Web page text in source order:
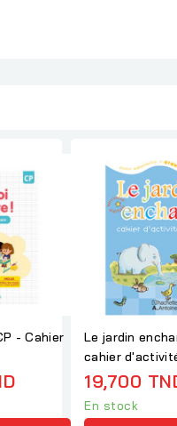
- Cahier
Le jardin
cahier
19,700
En stock